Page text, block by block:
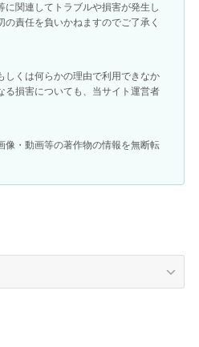
に関連してトラブルや損害が発生し
責任を負いかねますのでご了承く
しくは何らかの理由で利用できなか
る損害についても、当サイト運営者
像・動画等の著作物の情報を無断転